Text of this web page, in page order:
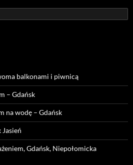
balkonami i piwnicą
– Gdańsk
na wodę – Gdańsk
Jasień
Gdańsk, Niepołomicka